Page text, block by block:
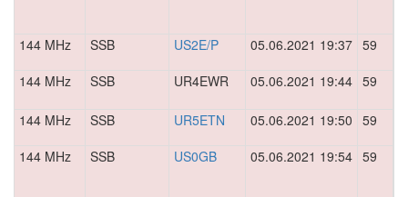
144 MHz SSB US2E/P 05.06.2021 19:37 59
144 MHz
SSB UR4EWR 05.06.2021 19:44 59
144 MHz SSB UR5ETN 05.06.2021 19:50 59
144 MHz
SSB US0GB 05.06.2021 19:54 59